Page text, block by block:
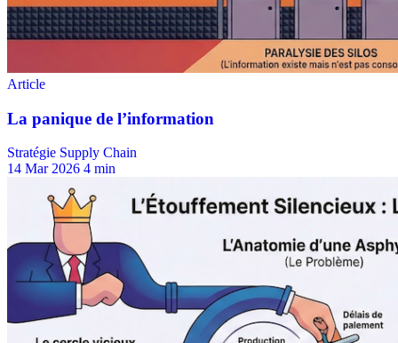
Stratégie Supply Chain
14 Mar 2026 4 min